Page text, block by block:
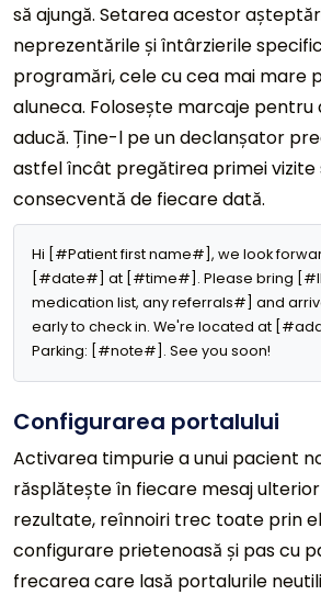
să ajungă. Setarea acestor
neprezentările și întârzierile
programări, cele cu cea mai mare
aluneca. Folosește marcaje pentru
aducă. Ține-l pe un declanșator
astfel încât pregătirea primei vizite
consecventă de fiecare dată.
Hi [#Patient first name#], we look
[#date#] at [#time#]. Please bring
medication list, any referrals#] and
early to check in. We're located at
Parking: [#note#]. See you soon!
Configurarea portalului
Activarea timpurie a unui pacient
răsplătește în fiecare mesaj
rezultate, reînnoiri trec toate prin
configurare prietenoasă și pas cu
frecarea care lasă portalurile